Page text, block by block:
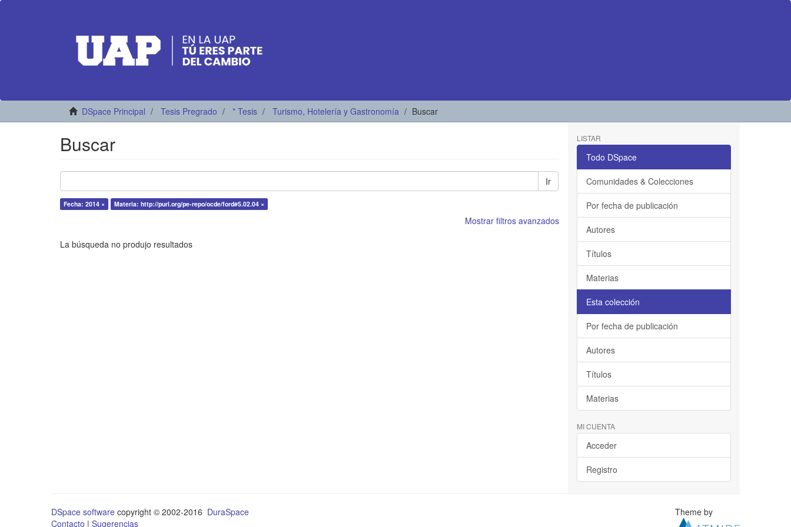
DSpace Principal Tesis Pregrado * Tesis Turismo, Hotelería y Gastronomía Buscar
Buscar
Ir
Fecha: 2014 × Materia: http://purl.org/pe-repo/ocde/ford#5.02.04 ×
Mostrar filtros avanzados
La búsqueda no produjo resultados
LISTAR
Todo DSpace
Comunidades & Colecciones
Por fecha de publicación
Autores
Títulos
Materias
Esta colección
Por fecha de publicación
Autores
Títulos
Materias
MI CUENTA
Acceder
Registro
DSpace software copyright © 2002-2016 DuraSpace
Contacto | Sugerencias
Theme by